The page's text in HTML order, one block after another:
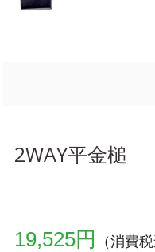
2WAY平金槌
19,525円 （消費税